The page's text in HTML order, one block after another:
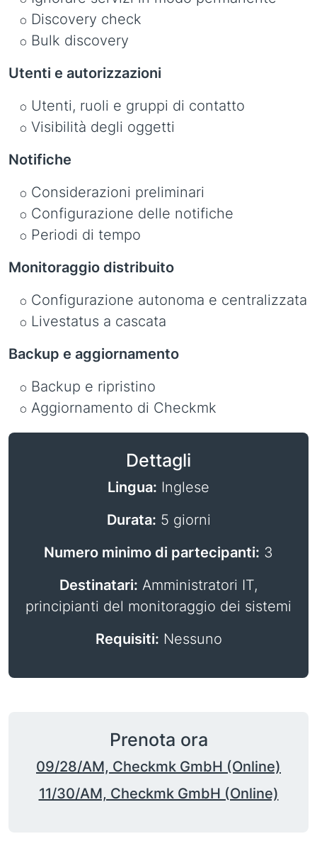
Discovery check
Bulk discovery
Utenti e autorizzazioni
Utenti, ruoli e gruppi di contatto
Visibilità degli oggetti
Notifiche
Considerazioni preliminari
Configurazione delle notifiche
Periodi di tempo
Monitoraggio distribuito
Configurazione autonoma e centralizzata
Livestatus a cascata
Backup e aggiornamento
Backup e ripristino
Aggiornamento di Checkmk
Dettagli
Lingua: Inglese
Durata: 5 giorni
Numero minimo di partecipanti: 3
Destinatari: Amministratori IT,
principianti del monitoraggio dei sistemi
Requisiti: Nessuno
Prenota ora
09/28/AM, Checkmk GmbH (Online)
11/30/AM, Checkmk GmbH (Online)